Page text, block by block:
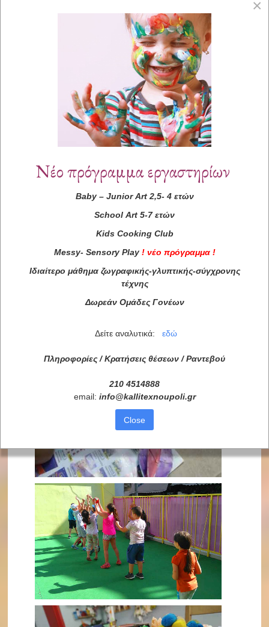
×
Νέο πρόγραμμα εργαστηρίων
Baby– Junior Art2,5- 4 ετών
School Art 5-7 ετών
Kids Cooking Club
Messy- Sensory Play ! νέο πρόγραμμα !
Ιδιαίτερο μάθημα ζωγραφικής-γλυπτικής-σύγχρονης
τέχνης
Δωρεάν Ομάδες Γονέων
Δείτε αναλυτικά: εδώ
Πληροφορίες / Κρατήσεις θέσεων / Ραντεβού
210 4514888
email: info@kallitexnoupoli.gr
Close